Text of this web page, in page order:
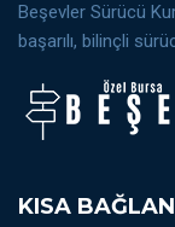
Beşevler Sürücü
başarılı, bilinçli
KISA